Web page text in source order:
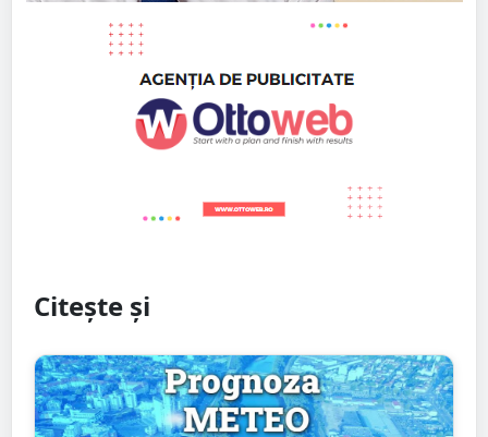
Citește și